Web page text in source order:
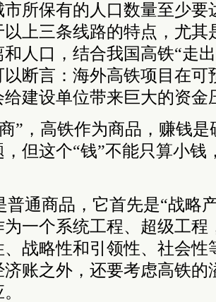
所保有的人口数量至少要
上三条线路的特点，尤其
人口，结合我国高铁“走
以断言：海外高铁项目在可
建设单位带来巨大的资金
”，高铁作为商品，赚钱
但这个“钱”不能只算小钱
普通商品，它首先是“战略
一个系统工程、超级工程
战略性和引领性、社会性
账之外，还要考虑高铁的